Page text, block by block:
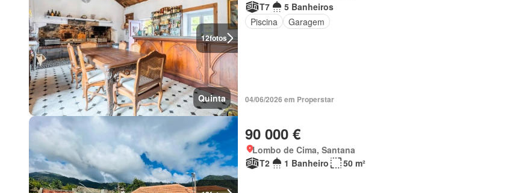
12fotos
Quinta
T7
5 Banheiros
Piscina
Garagem
04/06/2026 em Properstar
90 000 €
Lombo de Cima, Santana
T2
1 Banheiro 50 m²